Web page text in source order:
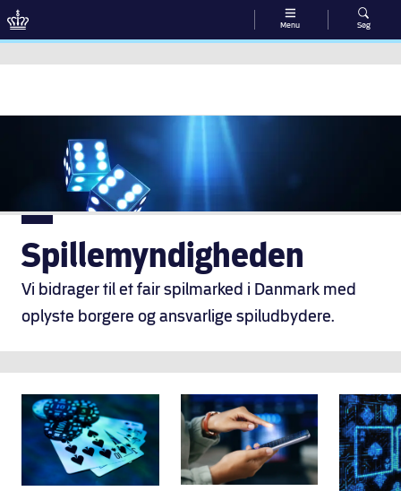
Menu Søg
Spillemyndigheden
Vi bidrager til et fair spilmarked i Danmark med
oplyste borgere og ansvarlige spiludbydere.
Hurtige genveje